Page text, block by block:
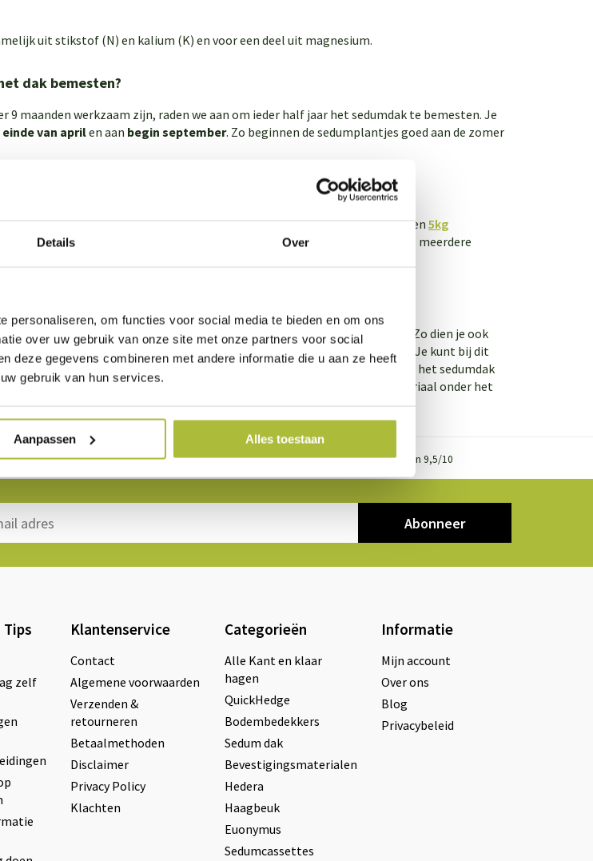
Details Over
personaliseren, om functies voor social media te bieden en om ons
over uw gebruik van onze site met onze partners voor social
deze gegevens combineren met andere informatie die u aan ze heeft
gebruik van hun services.
Aanpassen Alles toestaan
uit stikstof (N) en kalium (K) en voor een deel uit magnesium.
dak bemesten?
9 maanden werkzaam zijn, raden we aan om ieder half jaar het sedumdak te bemesten. Je
einde van aprilen aan begin september. Zo beginnen de sedumplantjes goed aan de zomer
voordelig online
gewoon online! In ons assortiment vind je emmers van1kg mestkorrelsen 5kg
om een sedumdak van 40 m2 eenmalig mee te bemesten. Shop je bij ons meerdere
onderhoud nodig
van het sedumdak hebben de sedumplantjes nogmeer onderhoud nodig
. Zo dien je ook
te lopen en het onkruid handmatig tussen de sedumplantjes te verwijderen. Je kunt bij dit
heen lopen. De plantjes zijn hiervoor sterk genoeg. Daarnaast dien je het sedumdak
water in langere periodes van droogte. De plantjes en het drainagemateriaal onder het
vanaf €2000 in NL Klanten geven ons gemiddeld een 9,5/10
Abonneer
zelf
Klantenservice
Contact
Algemene voorwaarden
Verzenden &
retourneren
Betaalmethoden
Disclaimer
Privacy Policy
Klachten
Categorieën
Alle Kant en klaar
hagen
QuickHedge
Bodembedekkers
Sedum dak
Bevestigingsmaterialen
Hedera
Haagbeuk
Euonymus
Sedumcassettes
Informatie
Mijn account
Over ons
Blog
Privacybeleid